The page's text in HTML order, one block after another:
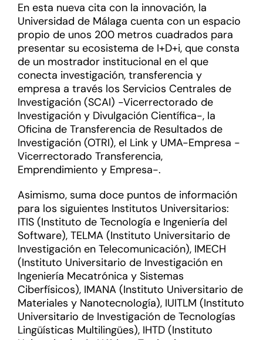
En esta nueva cita con la innovación, la
Universidad de Málaga cuenta con un espacio
propio de unos 200 metros cuadrados para
presentar su ecosistema de I+D+i, que consta
de un mostrador institucional en el que
conecta investigación, transferencia y
empresa a través los Servicios Centrales de
Investigación (SCAI) -Vicerrectorado de
Investigación y Divulgación Científica-, la
Oficina de Transferencia de Resultados de
Investigación (OTRI), el Link y UMA-Empresa -
Vicerrectorado Transferencia,
Emprendimiento y Empresa-.
Asimismo, suma doce puntos de información
para los siguientes Institutos Universitarios:
ITIS (Instituto de Tecnología e Ingeniería del
Software), TELMA (Instituto Universitario de
Investigación en Telecomunicación), IMECH
(Instituto Universitario de Investigación en
Ingeniería Mecatrónica y Sistemas
Ciberfísicos), IMANA (Instituto Universitario de
Materiales y Nanotecnología), IUITLM (Instituto
Universitario de Investigación de Tecnologías
Lingüísticas Multilingües), IHTD (Instituto